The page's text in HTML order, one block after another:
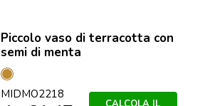
Piccolo vaso di terracotta con
semi di menta
Legno
MIDMO2218